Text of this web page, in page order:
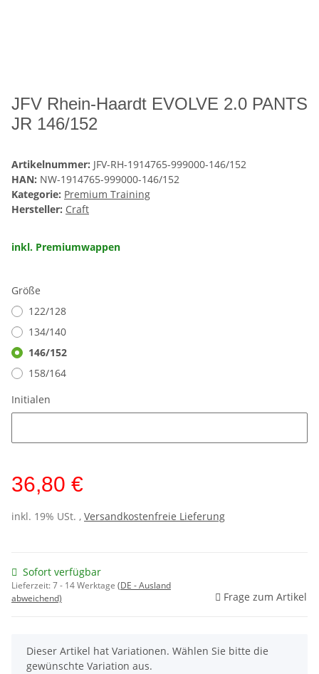
JFV Rhein-Haardt EVOLVE 2.0 PANTS
JR 146/152
Artikelnummer: JFV-RH-1914765-999000-146/152
HAN: NW-1914765-999000-146/152
Kategorie: Premium Training
Hersteller: Craft
inkl. Premiumwappen
Größe
122/128
134/140
146/152
158/164
Initialen
36,80 €
inkl. 19% USt. , Versandkostenfreie Lieferung
Sofort verfügbar
Lieferzeit:7 - 14 Werktage (DE - Ausland
abweichend)
Frage zum Artikel
x
Dieser Artikel hat Variationen. Wählen Sie bitte die
gewünschte Variation aus.